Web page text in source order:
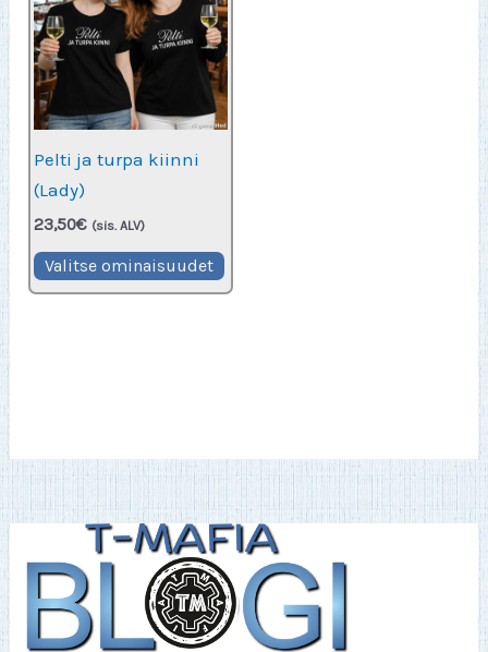
Pelti ja turpa kiinni
(Lady)
23,50€ (sis. ALV)
Valitse ominaisuudet Tällä
tuotteella
valinnat
tuotteen
sivulla.